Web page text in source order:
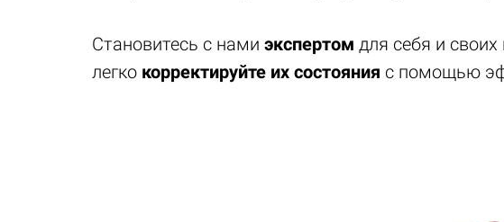
Становитесь с нами экспертом для себя и своих
легко корректируйте их состояния с помощью